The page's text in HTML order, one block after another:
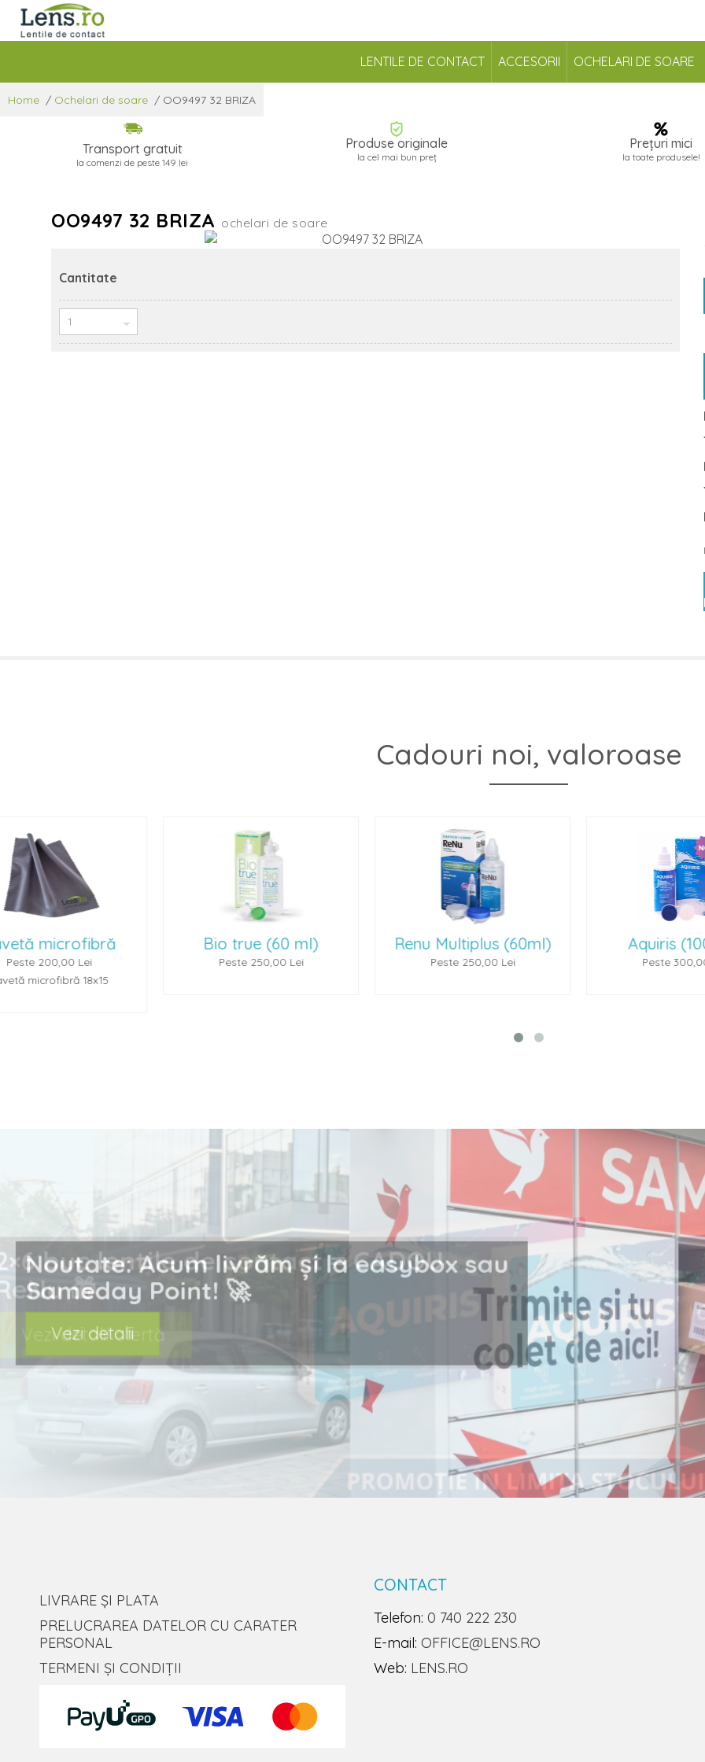
LENTILE DE CONTACT ACCESORII OCHELARI DE SOARE
Home / Ochelari de soare / OO9497 32 BRIZA
Transport gratuit
la comenzi de peste 149 lei
Produse originale
la cel mai bun preț
Prețuri mici
la toate produsele!
OO9497 32 BRIZA ochelari de soare
Cantitate
Cadouri noi, valoroase
Bio true (60 ml)
Peste 250,00 Lei
Renu Multiplus (60ml)
Peste 250,00 Lei
Aquiris (100 ml)
Peste 300,00 Lei
Noutate: Acum livrăm și la easybox sau
Sameday Point! 🚀
Vezi detalii
LIVRARE ȘI PLATA
PRELUCRAREA DATELOR CU CARATER
PERSONAL
TERMENI ȘI CONDIȚII
CONTACT
Telefon: 0 740 222 230
E-mail: OFFICE@LENS.RO
Web: LENS.RO